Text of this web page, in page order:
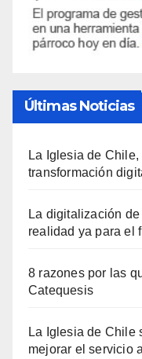
Últimas Noticias
La Iglesia de
transformación
La digitalización
realidad ya para el
8 razones por las
Catequesis
La Iglesia de Chile
mejorar el servicio